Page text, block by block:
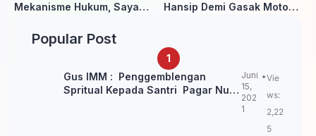
Mekanisme Hukum, Saya
Diminta Penyidik dan Tidak
perlu takut
Hansip Demi Gasak Motor
Popular Post
Gus IMM : Penggemblengan
Spritual Kepada Santri Pagar Nusa
Juni
15,
202
1
Vie
ws:
2,22
5